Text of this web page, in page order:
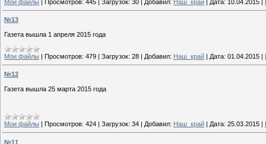
Мои файлы | Просмотров: 445 | Загрузок: 30 | Добавил: Наш_край | Дата: 10.04.2015 |
№13
Газета вышла 1 апреля 2015 года
Мои файлы | Просмотров: 479 | Загрузок: 28 | Добавил: Наш_край | Дата: 01.04.2015 |
№12
Газета вышла 25 марта 2015 года
Мои файлы | Просмотров: 424 | Загрузок: 34 | Добавил: Наш_край | Дата: 25.03.2015 |
№11